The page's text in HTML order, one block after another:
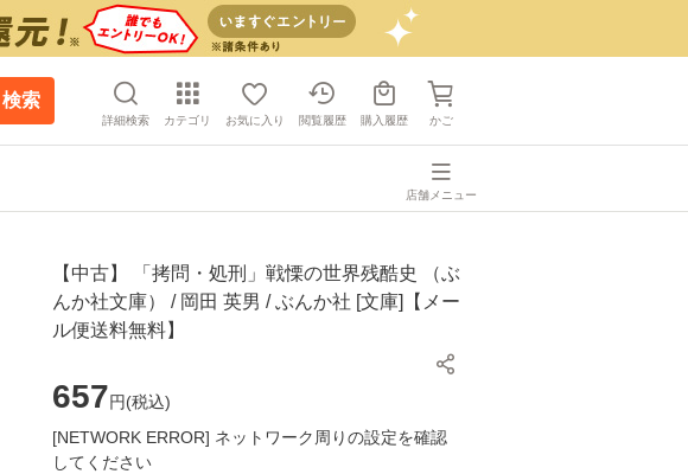
検索
詳細検索 カテゴリ お気に入り 閲覧履歴 購入履歴 かご
店舗メニュー
【中古】 「拷問・処刑」戦慄の世界残酷史 （ぶ
んか社文庫） / 岡田 英男 / ぶんか社 [文庫]【メー
ル便送料無料】
657円(税込)
[NETWORK ERROR] ネットワーク周りの設定を確認
してください